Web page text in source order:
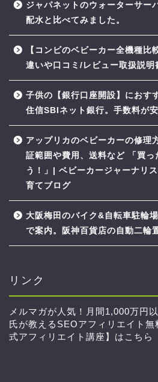
ジャパネットのウォーターサー
配水と比べてみました。
【コンビのベビーカー全機種
違いや口コミ/レビュー取扱説明
子供の【銀行口座開設】におす
住信SBIネット銀行。手数料が
アップリカのベビーカーの修理
証範囲や費用、送料など 「買っ
う！」| ベビーカージャーナリ
育てブログ
大阪梅田のバイク&自転車駐輪
で案内。阪神百貨店の自動二輪
リンク
メルマガが人気！月間1,000万円
氏が教えるSEOアフィリエイト
式アフィリエイト講座】はこちら